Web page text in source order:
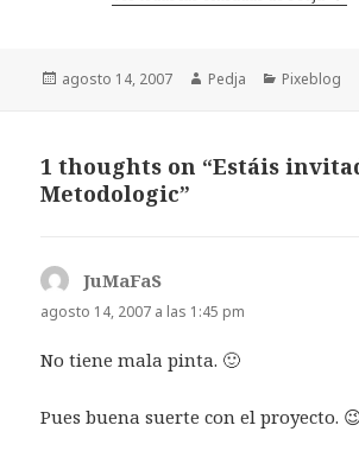
Publicado
agosto 14, 2007 Autor
Pedja Categorías
Pixeblog
1 thoughts on “Estáis
Metodologic”
JuMaFaS
agosto 14, 2007 a las 1:45 pm
No tiene mala pinta. 🙂
Pues buena suerte con el proyecto.